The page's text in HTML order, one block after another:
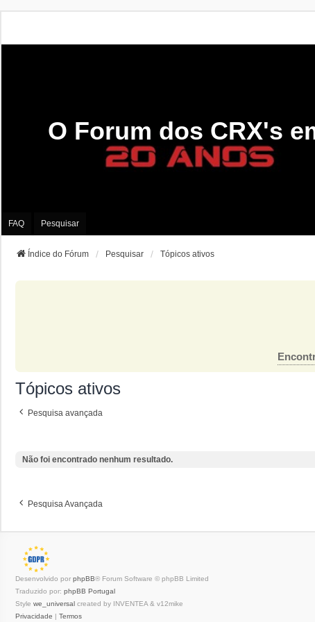
O Forum dos CRX's
FAQ Pesquisar
Índice do Fórum Pesquisar Tópicos ativos
Tópicos ativos
Pesquisa avançada
Não foi encontrado nenhum resultado.
Pesquisa Avançada
Desenvolvido por phpBB® Forum Software © phpBB Limited
Traduzido por: phpBB Portugal
Style we_universal created by INVENTEA & v12mike
Privacidade | Termos